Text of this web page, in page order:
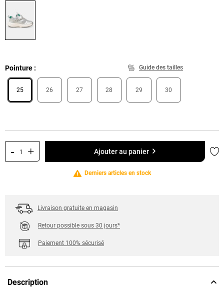
Pointure Guide des tailles
25 26 27 28 29 30
- + Ajouter au panier
Derniers articles en stock
Livraison gratuite en magasin
Retour possible sous 30 jours*
Paiement 100% sécurisé
Description